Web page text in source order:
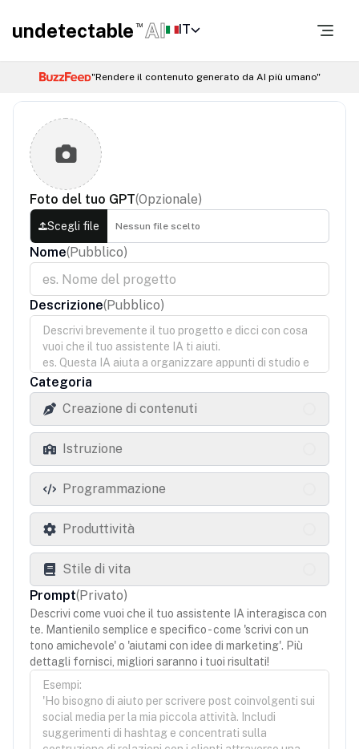
undetectable TM AI IT
"Rendere il contenuto generato da AI più umano"
Foto del tuo GPT(Opzionale)
Scegli file Nessun file scelto
Nome(Pubblico)
Descrizione(Pubblico)
Categoria
Creazione di contenuti
Istruzione
Programmazione
Produttività
Stile di vita
Prompt(Privato)
Descrivi come vuoi che il tuo assistente IA interagisca con
te. Mantienilo semplice e specifico - come 'scrivi con un
tono amichevole' o 'aiutami con idee di marketing'. Più
dettagli fornisci, migliori saranno i tuoi risultati!